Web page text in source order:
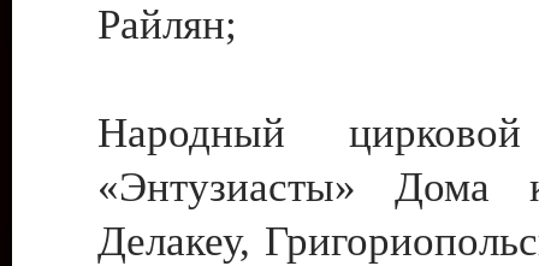
Райлян;
Народный цирковой
«Энтузиасты» Дома
Делакеу,